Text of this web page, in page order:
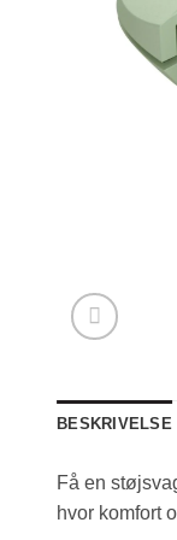
BESKRIVELSE
Få en
hvor komfort